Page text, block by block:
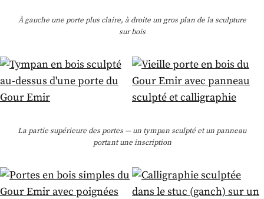
À gauche une porte plus claire, à droite un gros plan de la sculpture
sur bois
La partie supérieure des portes — un tympan sculpté et un panneau
portant une inscription